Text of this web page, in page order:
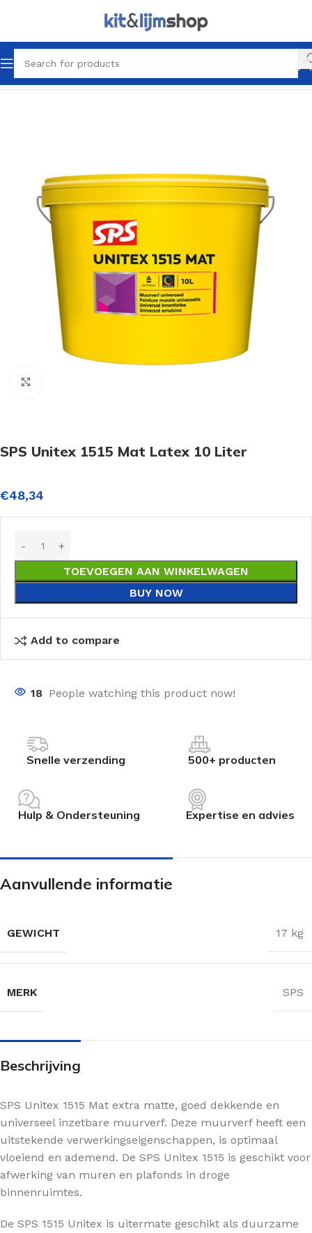
Home Latex & Schilder producten
SPS Unitex 1515 Mat Latex 10 Liter
€48,34
TOEVOEGEN AAN WINKELWAGEN
BUY NOW
Add to compare
18 People watching this product now!
Snelle verzending 500+ producten
Hulp & Ondersteuning Expertise en advies
Aanvullende informatie
GEWICHT 17 kg
MERK SPS
Beschrijving
SPS Unitex 1515 Mat extra matte, goed dekkende en
universeel inzetbare muurverf. Deze muurverf heeft een
uitstekende verwerkingseigenschappen, is optimaal
vloeiend en ademend. De SPS Unitex 1515 is geschikt voor
afwerking van muren en plafonds in droge
binnenruimtes.
De SPS 1515 Unitex is uitermate geschikt als duurzame